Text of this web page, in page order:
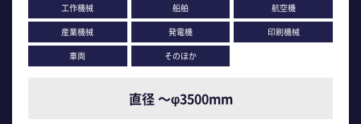
工作機械 船舶
航空機
産業機械
発電機
印刷機械
車両
そのほか
直径 ～φ3500mm